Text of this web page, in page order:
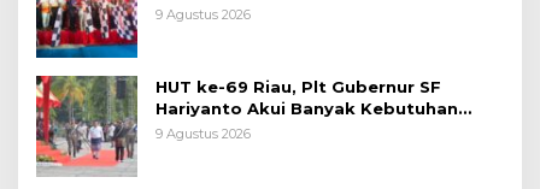
9 Agustus 2026
HUT ke-69 Riau, Plt Gubernur SF
Hariyanto Akui Banyak Kebutuhan
Warga Belum Terpenuhi
9 Agustus 2026